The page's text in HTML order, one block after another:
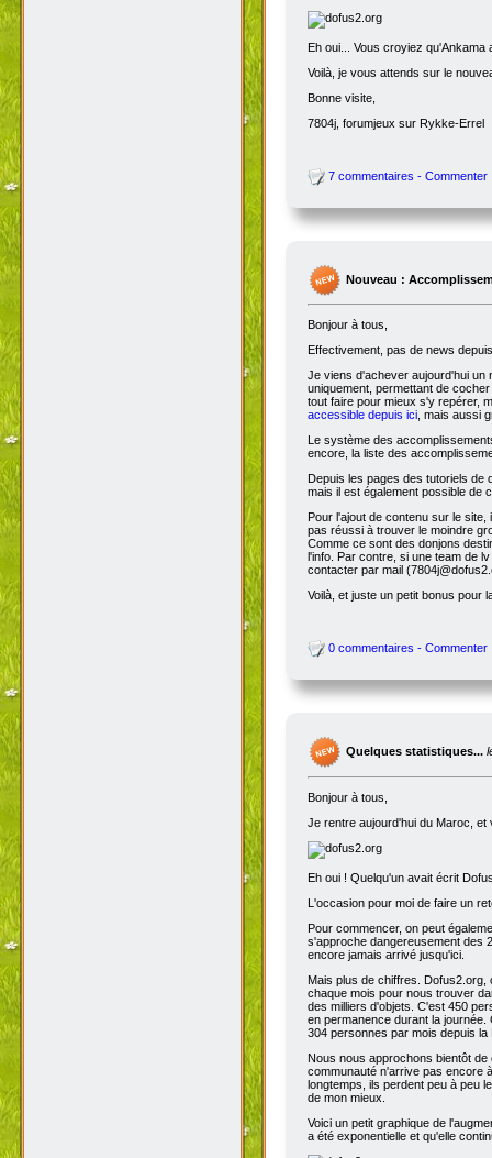
Eh oui... Vous croyiez
Voilà, je vous attends sur le
Bonne visite,
7804j, forumjeux sur Rykke-Errel
7 commentaires - Commenter
Nouveau :
Bonjour à tous,
Effectivement, pas de news
Je viens d'achever aujourd'hui
uniquement, permettant de
tout faire pour mieux s'y repérer,
accessible depuis ici, mais aussi
Le système des
encore, la liste des
Depuis les pages des tutoriels de
mais il est également possible de
Pour l'ajout de contenu sur le
pas réussi à trouver le moindre
Comme ce sont des donjons
l'info. Par contre, si une team de
contacter par mail
Voilà, et juste un petit bonus pour
0 commentaires - Commenter
Quelques statistiques...
Bonjour à tous,
Je rentre aujourd'hui du Maroc, et
Eh oui ! Quelqu'un avait écrit
L'occasion pour moi de faire un
Pour commencer, on peut
s'approche dangereusement des
encore jamais arrivé jusqu'ici.
Mais plus de chiffres.
chaque mois pour nous trouver
des milliers d'objets. C'est 450
en permanence durant la
304 personnes par mois depuis
Nous nous approchons bientôt
communauté n'arrive pas encore
longtemps, ils perdent peu à peu
de mon mieux.
Voici un petit graphique de
a été exponentielle et qu'elle